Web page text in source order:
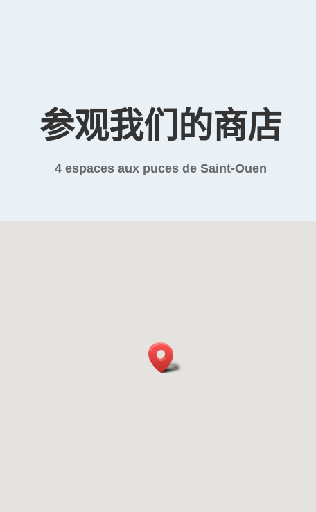
参观我们的商店
4 espaces aux puces de Saint-Ouen